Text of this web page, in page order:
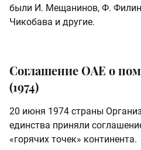
были И. Мещанинов, Ф.
Чикобава и другие.
Соглашение ОАЕ о
(1974)
20 июня 1974 страны
единства приняли
«горячих точек» континента.